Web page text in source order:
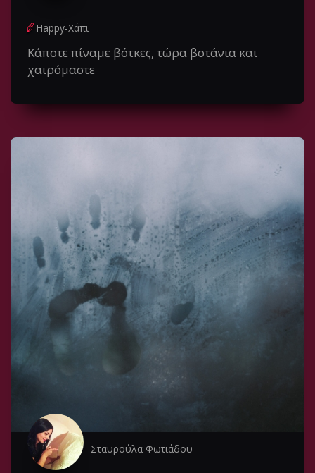
Happy-Χάπι
Κάποτε πίναμε βότκες, τώρα βοτάνια και
χαιρόμαστε
Σταυρούλα Φωτιάδου